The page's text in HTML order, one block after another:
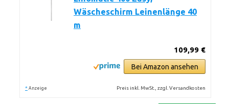
Wäscheschirm Leinenlänge 40
m
109,99 €
Bei Amazon ansehen
* Anzeige Preis inkl. MwSt., zzgl. Versandkosten